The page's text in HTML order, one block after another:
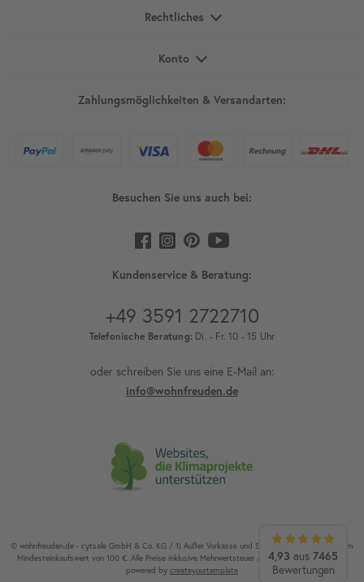
4,93 aus 7465
Bewertungen
Rechtliches
Konto
Zahlungsmöglichkeiten & Versandarten:
Besuchen Sie uns auch bei:
Kundenservice & Beratung:
+49 3591 2722710
Telefonische Beratung: Di. - Fr. 10 - 15 Uhr
oder schreiben Sie uns eine E-Mail an:
info@wohnfreuden.de
© wohnfreuden.de - cytsale GmbH & Co. KG / 1) Außer Vorkasse und Speditionsware. 2) Ab einem
Mindesteinkaufswert von 100 €. Alle Preise inklusive Mehrwertsteuer / Alle Rechte vorbehalten.
powered by createyourtemplate